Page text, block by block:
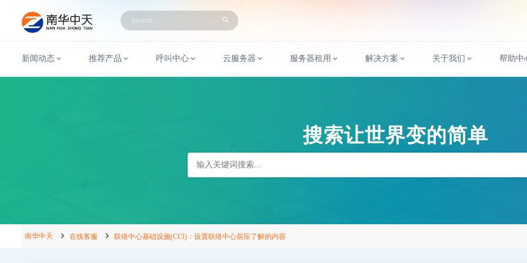
新闻动态 推荐产品 呼叫中心 云服务器 服务器租用 解决方案 关于我们 帮助中
搜索让世界变的简单
南华中天 在线客服 联络中心基础设施(CCI)：设置联络中心前应了解的内容